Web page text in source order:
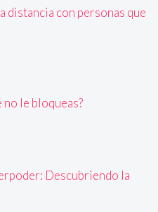
con personas que
le bloqueas?
Descubriendo la